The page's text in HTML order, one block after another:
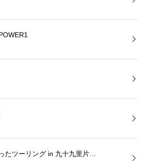
たツーリング in 九十九里片…